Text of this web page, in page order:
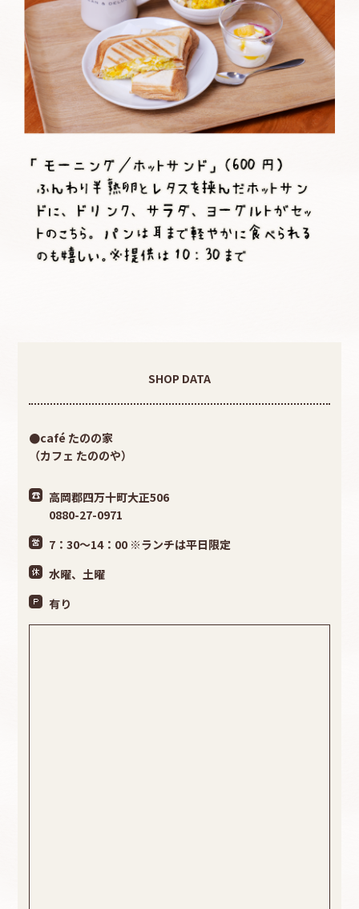
SHOP DATA
●café たのの家
（カフェ たののや）
高岡郡四万十町大正506
0880-27-0971
7：30〜14：00 ※ランチは平日限定
水曜、土曜
有り